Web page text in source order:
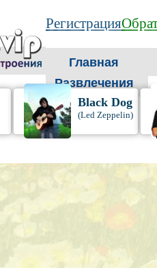
Регистрация
Главная
Развлечения
Black Dog
(Led Zeppelin)